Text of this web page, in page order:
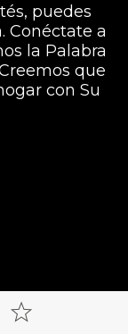
puedes
Conéctate a
la Palabra
que
con Su